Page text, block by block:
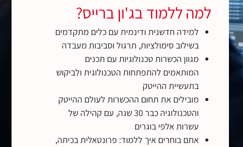
למה ללמוד בג'ון ברייס?
למידה חדשנית ודינמית עם כלים מתקדמים
בשילוב סימולציות, תרגול וסביבות מעבדה
מגוון הכשרות טכנולוגיות עם תכנים
המותאמים להתפתחות הטכנולוגית ולביקוש
בתעשיית ההייטק
מובילים את תחום ההכשרות לעולם ההייטק
והטכנולוגיה כבר 30 שנה, עם קהילה של
עשרות אלפי בוגרים
אתם בוחרים איך ללמוד: פרונטאלית בכיתה,